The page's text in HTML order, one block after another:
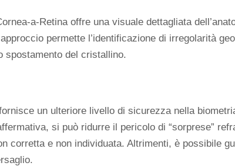
a-Retina offre una visuale dettagliata
permette l’identificazione di irregolarità
spostamento del cristallino.
un ulteriore livello di sicurezza nella
si può ridurre il pericolo di “sorprese”
corretta e non individuata. Altrimenti, è possibile